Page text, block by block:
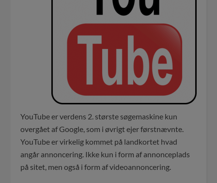
YouTube er verdens 2. største søgemaskine kun
overgået af Google, som i øvrigt ejer førstnævnte.
YouTube er virkelig kommet på landkortet hvad
angår annoncering. Ikke kun i form af annonceplads
på sitet, men også i form af videoannoncering.